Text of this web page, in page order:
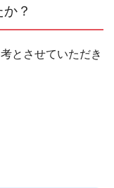
？
とさせていただき